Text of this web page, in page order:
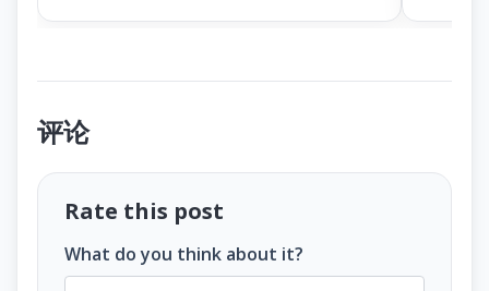
评论
Rate this post
What do you think about it?